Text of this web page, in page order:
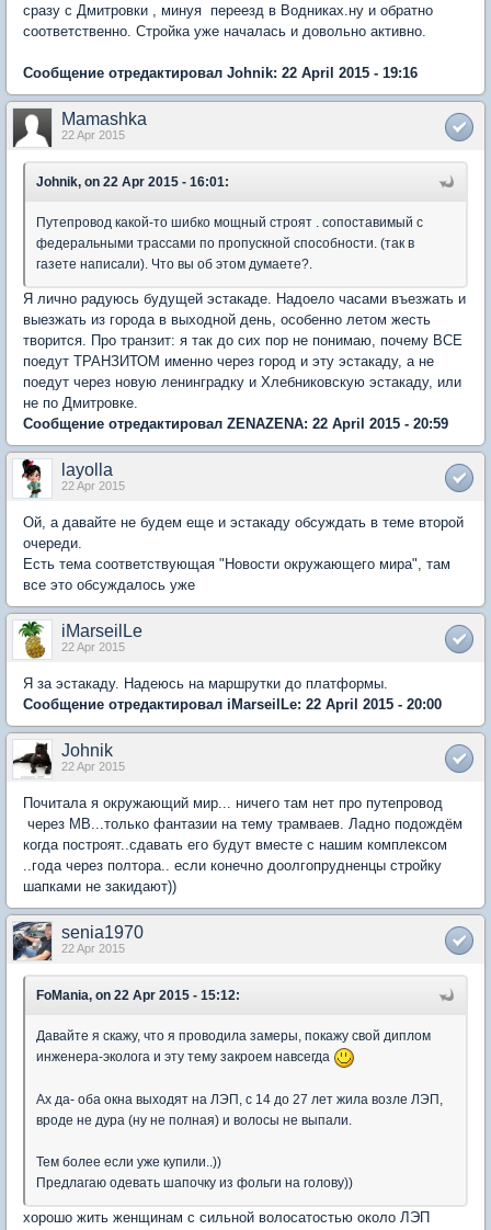
сразу с Дмитровки , минуя переезд в Водниках.ну и обратно
соответственно. Стройка уже началась и довольно активно.
Сообщение отредактировал Johnik: 22 April 2015 - 19:16
Mamashka
22 Apr 2015
Johnik, on 22 Apr 2015 - 16:01:
Путепровод какой-то шибко мощный строят . сопоставимый с
федеральными трассами по пропускной способности. (так в
газете написали). Что вы об этом думаете?.
Я лично радуюсь будущей эстакаде. Надоело часами въезжать и
выезжать из города в выходной день, особенно летом жесть
творится. Про транзит: я так до сих пор не понимаю, почему ВСЕ
поедут ТРАНЗИТОМ именно через город и эту эстакаду, а не
поедут через новую ленинградку и Хлебниковскую эстакаду, или
не по Дмитровке.
Сообщение отредактировал ZENAZENA: 22 April 2015 - 20:59
layolla
22 Apr 2015
Ой, а давайте не будем еще и эстакаду обсуждать в теме второй
очереди.
Есть тема соответствующая "Новости окружающего мира", там
все это обсуждалось уже
iMarseilLe
22 Apr 2015
Я за эстакаду. Надеюсь на маршрутки до платформы.
Сообщение отредактировал iMarseilLe: 22 April 2015 - 20:00
Johnik
22 Apr 2015
Почитала я окружающий мир... ничего там нет про путепровод
через МВ...только фантазии на тему трамваев. Ладно подождём
когда построят..сдавать его будут вместе с нашим комплексом
..года через полтора.. если конечно доолгопрудненцы стройку
шапками не закидают))
senia1970
22 Apr 2015
FoMania, on 22 Apr 2015 - 15:12:
Давайте я скажу, что я проводила замеры, покажу свой диплом
инженера-эколога и эту тему закроем навсегда
Ах да- оба окна выходят на ЛЭП, с 14 до 27 лет жила возле ЛЭП,
вроде не дура (ну не полная) и волосы не выпали.
Тем более если уже купили..))
Предлагаю одевать шапочку из фольги на голову))
хорошо жить женщинам с сильной волосатостью около ЛЭП